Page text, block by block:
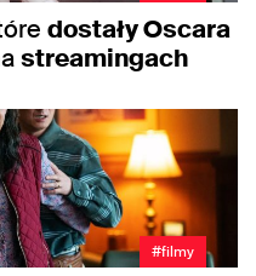
dostały Oscara
streamingach
#filmy